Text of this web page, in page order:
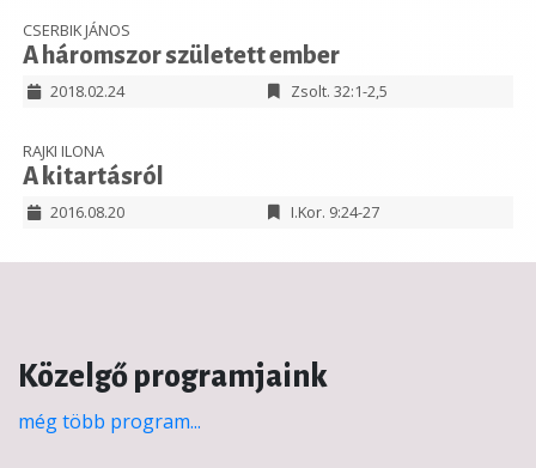
CSERBIK JÁNOS
A háromszor született ember
2018.02.24 Zsolt. 32:1-2,5
RAJKI ILONA
A kitartásról
2016.08.20 I.Kor. 9:24-27
Közelgő programjaink
még több program...